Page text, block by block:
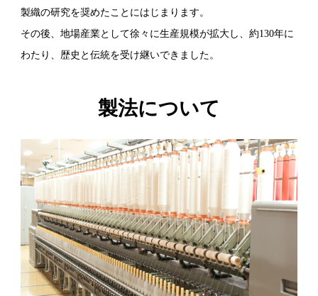
製織の研究を奨めたことにはじまります。
その後、地場産業として徐々に生産規模が拡大し、約130年に
わたり、歴史と伝統を受け継いできました。
製法について